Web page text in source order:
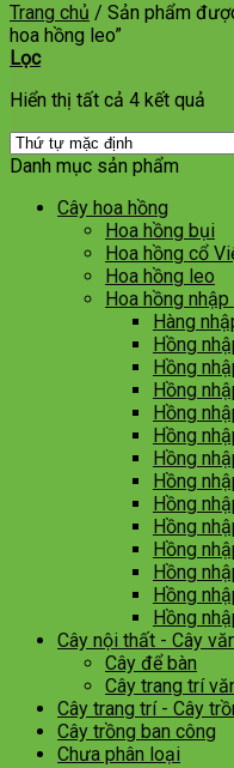
Trang chủ / Sản phẩm
hoa hồng leo”
Lọc
Hiển thị tất cả 4 kết quả
Danh mục sản phẩm
Cây hoa hồng
Hoa hồng bụi
Hoa hồng cổ
Hoa hồng leo
Hoa hồng
Hàng
Hồng
Hồng
Hồng
Hồng
Hồng
Hồng
Hồng
Hồng
Hồng
Hồng
Hồng
Hồng
Hồng
Cây nội thất - Cây
Cây để bàn
Cây trang trí
Cây trang trí - Cây
Cây trồng ban công
Chưa phân loại